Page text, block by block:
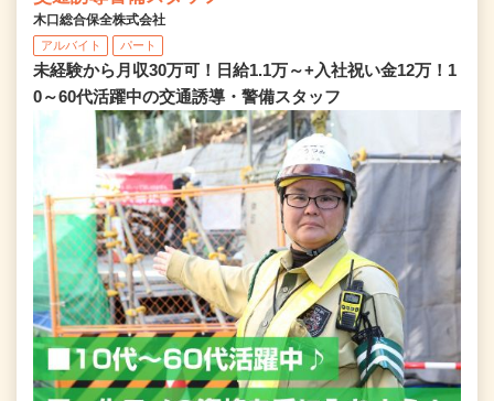
木口総合保全株式会社
アルバイト パート
未経験から月収30万可！日給1.1万～+入社祝い金12万！1
0～60代活躍中の交通誘導・警備スタッフ